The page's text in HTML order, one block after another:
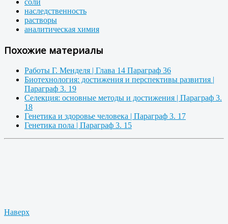
соли
наследственность
растворы
аналитическая химия
Похожие материалы
Работы Г. Менделя | Глава 14 Параграф 36
Биотехнология: достижения и перспективы развития |
Параграф 3. 19
Селекция: основные методы и достижения | Параграф 3.
18
Генетика и здоровье человека | Параграф 3. 17
Генетика пола | Параграф 3. 15
Наверх